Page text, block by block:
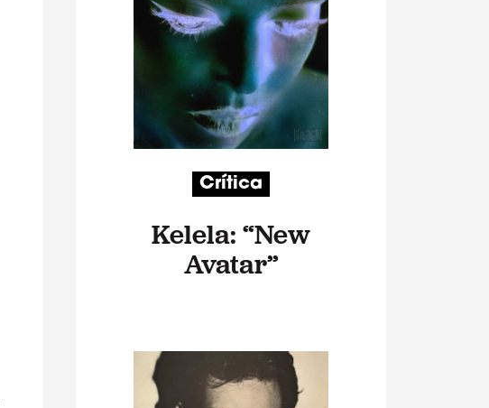
Crítica
Kelela: “New
Avatar”